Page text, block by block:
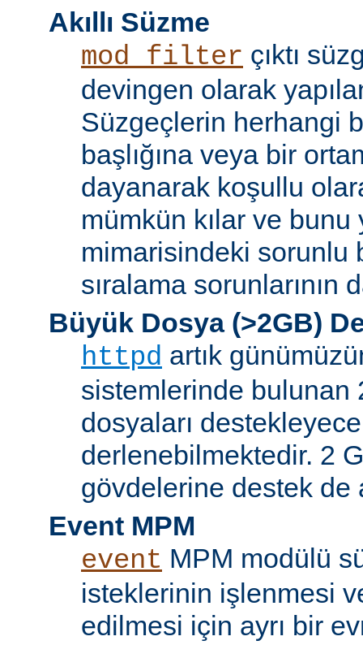
Akıllı Süzme
mod_filter çıktı
devingen olarak
Süzgeçlerin herhangi
başlığına veya bir
dayanarak koşullu
mümkün kılar ve
mimarisindeki sorunlu
sıralama sorunlarının
Büyük Dosya (>2GB)
httpd artık
sistemlerinde bulunan
dosyaları
derlenebilmektedir. 2
gövdelerine destek de
Event MPM
event MPM modülü
isteklerinin işlenmesi
edilmesi için ayrı bir